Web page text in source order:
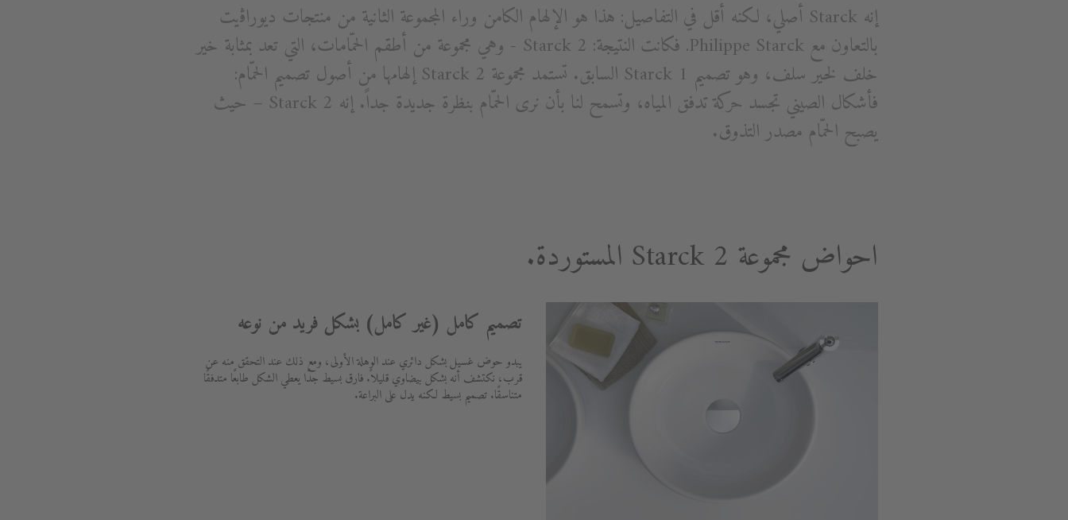
إنه Starck أصلي، لكنه أقل في التفاصيل: هذا هو الإلهام الكامن وراء المجموعة الثانية من منتجات ديوراﭬيت
بالتعاون مع Philippe Starck. فكانت النتيجة: Starck 2 - وهي مجموعة من أطقم الحمّامات، التي تعد بمثابة خير
خلف لخير سلف، وهو تصميم Starck 1 السابق. تستمد مجموعة Starck 2 إلهامها من أصول تصميم الحمّام:
فأشكال الصيني تجسد حركة تدفق المياه، وتسمح لنا بأن نرى الحمّام بنظرة جديدة جداً. إنه Starck 2 – حيث
يصبح الحمّام مصدر التذوق.
احواض مجموعة Starck 2 المستوردة.
تصميم كامل (غير كامل) بشكل فريد من نوعه
يبدو حوض غسيل بشكل دائري عند الوهلة الأولى، ومع ذلك عند التحقق منه عن
قرب، نكتشف أنه بشكل بيضاوي قليلاً. فارق بسيط جدًا يعطي الشكل طابعًا متدفقًا
متناسقًا. تصميم بسيط لكنه يدل على البراعة.